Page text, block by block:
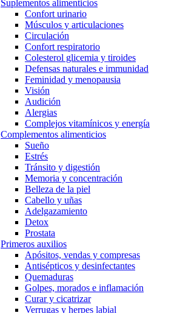
Suplementos alimenticios
Confort urinario
Músculos y articulaciones
Circulación
Confort respiratorio
Colesterol glicemia y tiroides
Defensas naturales e immunidad
Feminidad y menopausia
Visión
Audición
Alergias
Complejos vitamínicos y energía
Complementos alimenticios
Sueño
Estrés
Tránsito y digestión
Memoria y concentración
Belleza de la piel
Cabello y uñas
Adelgazamiento
Detox
Prostata
Primeros auxilios
Apósitos, vendas y compresas
Antisépticos y desinfectantes
Quemaduras
Golpes, morados e inflamación
Curar y cicatrizar
Verrugas y herpes labial